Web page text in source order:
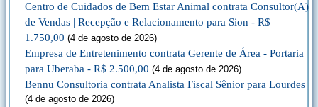
Centro de Cuidados de Bem Estar Animal contrata Consultor(A)
de Vendas | Recepção e Relacionamento para Sion - R$
1.750,00 (4 de agosto de 2026)
Empresa de Entretenimento contrata Gerente de Área - Portaria
para Uberaba - R$ 2.500,00 (4 de agosto de 2026)
Bennu Consultoria contrata Analista Fiscal Sênior para Lourdes
(4 de agosto de 2026)